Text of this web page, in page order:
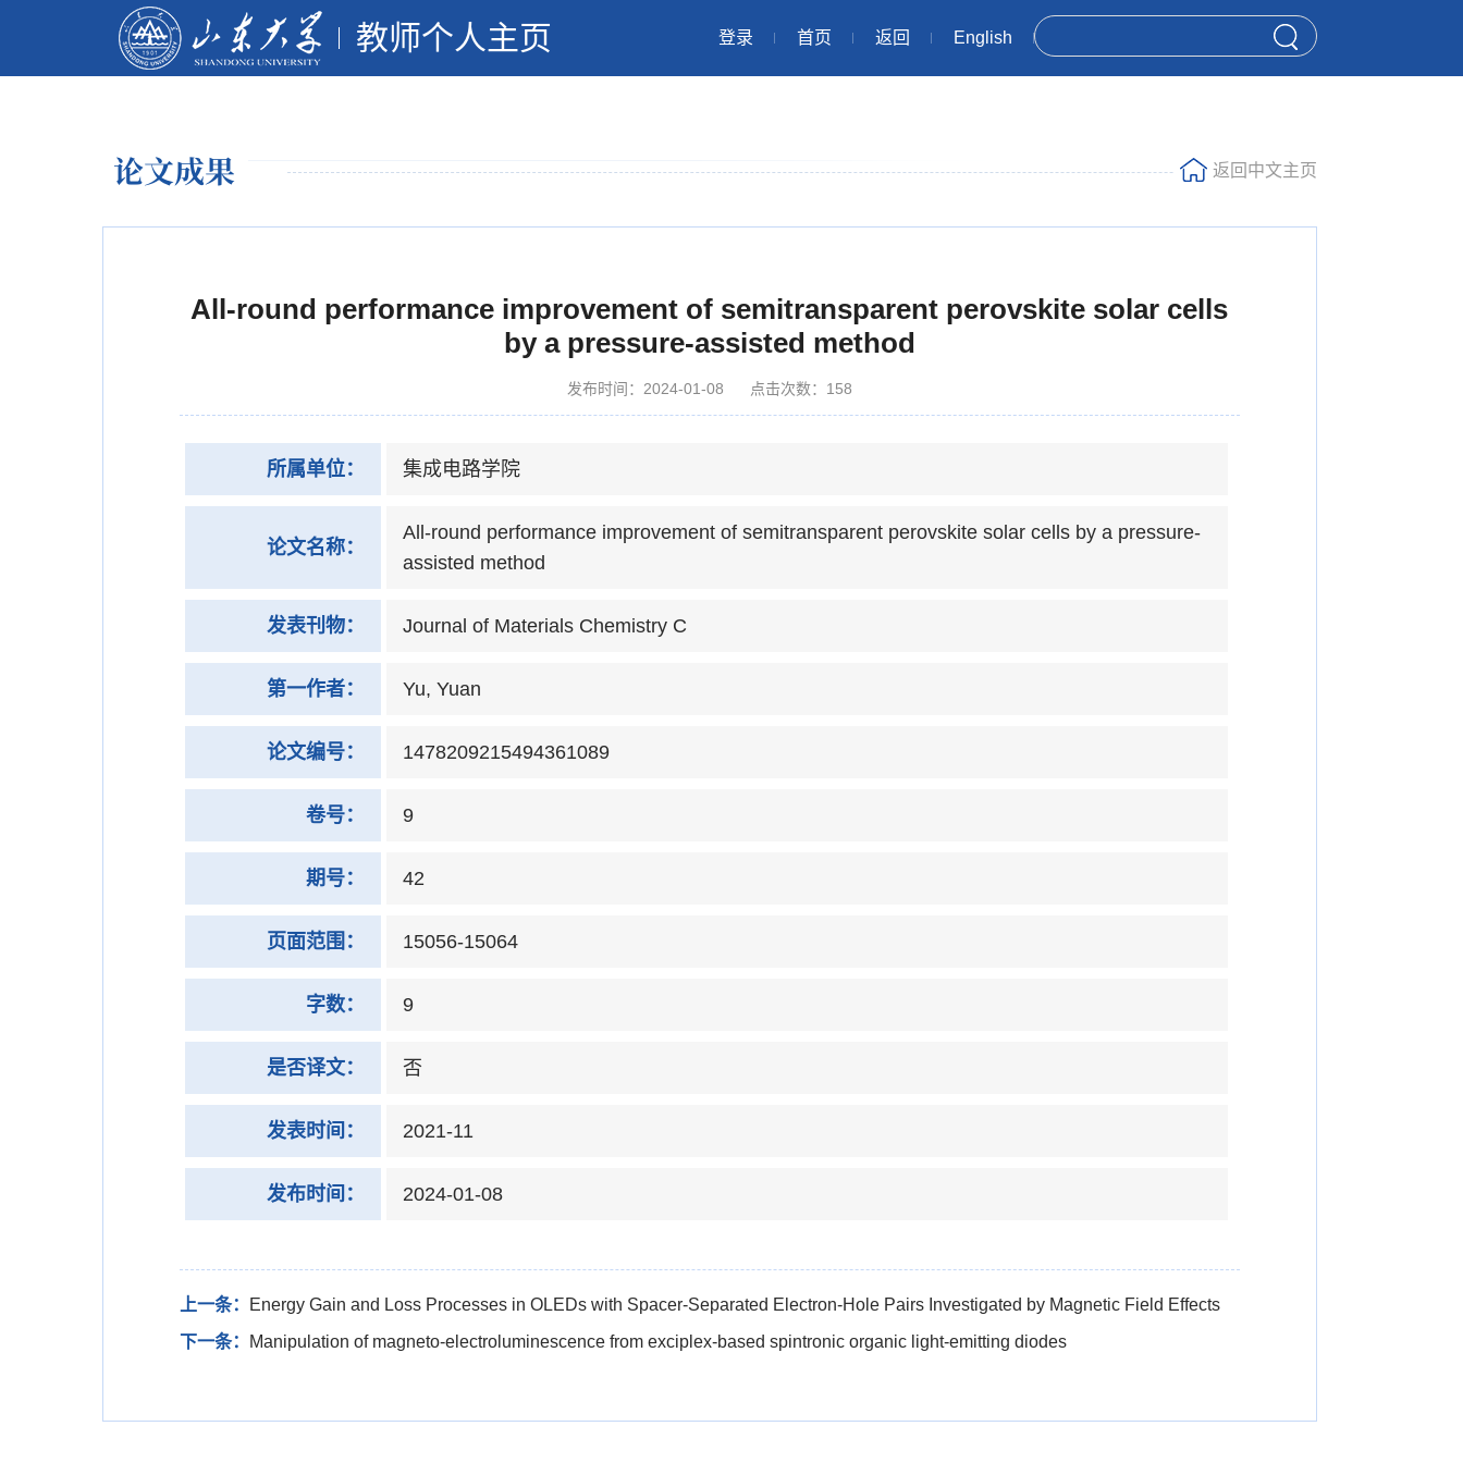
教师个人主页 登录 首页 返回 English
论文成果 返回中文主页
All-round performance improvement of semitransparent perovskite solar cells
by a pressure-assisted method
发布时间：2024-01-08 点击次数： 158
所属单位： 集成电路学院
论文名称：
All-round performance improvement of semitransparent perovskite solar cells by a pressure-
assisted method
发表刊物： Journal of Materials Chemistry C
第一作者： Yu, Yuan
论文编号： 1478209215494361089
卷号： 9
期号： 42
页面范围： 15056-15064
字数： 9
是否译文： 否
发表时间： 2021-11
发布时间： 2024-01-08
上一条：
Energy Gain and Loss Processes in OLEDs with Spacer-Separated Electron-Hole Pairs Investigated by Magnetic Field Effects
下一条：
Manipulation of magneto-electroluminescence from exciplex-based spintronic organic light-emitting diodes